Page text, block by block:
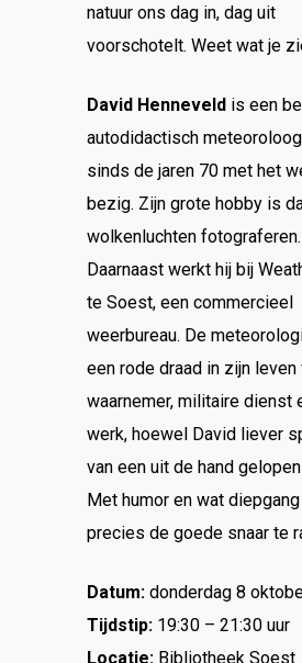
natuur ons dag in, dag uit
voorschotelt. Weet wat je
David Henneveld is een
autodidactisch
sinds de jaren 70 met het
bezig. Zijn grote hobby is
wolkenluchten fotograferen.
Daarnaast werkt hij bij
te Soest, een commercieel
weerbureau. De
een rode draad in zijn leven
waarnemer, militaire dienst
werk, hoewel David liever
van een uit de hand
Met humor en wat
precies de goede snaar te
Datum: donderdag 8
Tijdstip: 19:30 – 21:30 uur
Locatie: Bibliotheek Soest